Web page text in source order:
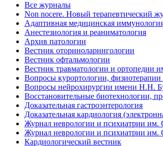
Все журналы
Non nocere. Новый терапевтический
Адаптивная медицинская
Анестезиология и реаниматология
Архив патологии
Вестник оториноларингологии
Вестник офтальмологии
Вестник травматологии и ортопедии
Вопросы курортологии,
Вопросы нейрохирургии имени Н.Н.
Восстановительные биотехнологии,
Доказательная гастроэнтерология
Доказательная кардиология
Журнал неврологии и психиатрии им.
Журнал неврологии и психиатрии
Кардиологический вестник